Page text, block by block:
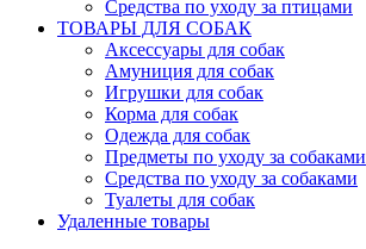
Средства по уходу за птицами
ТОВАРЫ ДЛЯ СОБАК
Аксессуары для собак
Амуниция для собак
Игрушки для собак
Корма для собак
Одежда для собак
Предметы по уходу за собаками
Средства по уходу за собаками
Туалеты для собак
Удаленные товары